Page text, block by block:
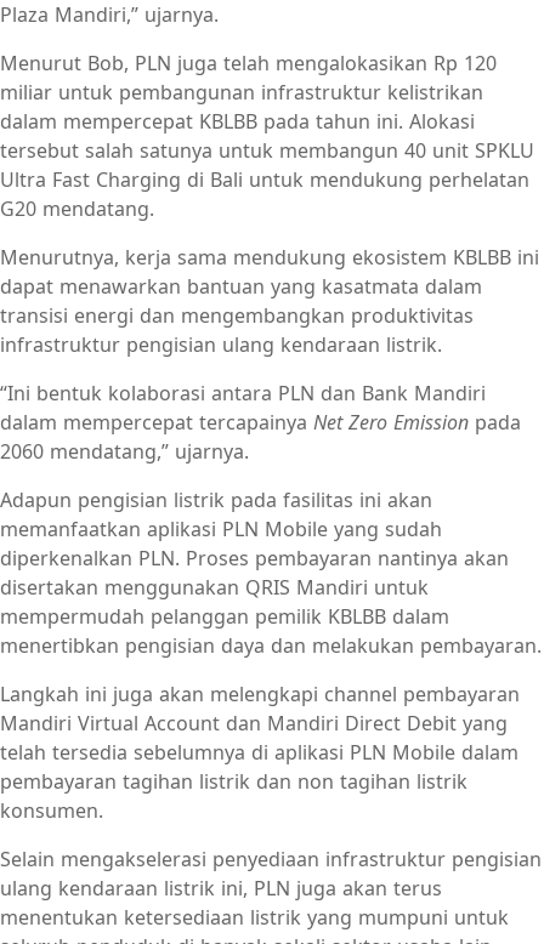
Plaza Mandiri,” ujarnya.
Menurut Bob, PLN juga telah mengalokasikan Rp 120
miliar untuk pembangunan infrastruktur kelistrikan
dalam mempercepat KBLBB pada tahun ini. Alokasi
tersebut salah satunya untuk membangun 40 unit SPKLU
Ultra Fast Charging di Bali untuk mendukung perhelatan
G20 mendatang.
Menurutnya, kerja sama mendukung ekosistem KBLBB ini
dapat menawarkan bantuan yang kasatmata dalam
transisi energi dan mengembangkan produktivitas
infrastruktur pengisian ulang kendaraan listrik.
“Ini bentuk kolaborasi antara PLN dan Bank Mandiri
dalam mempercepat tercapainya Net Zero Emission pada
2060 mendatang,” ujarnya.
Adapun pengisian listrik pada fasilitas ini akan
memanfaatkan aplikasi PLN Mobile yang sudah
diperkenalkan PLN. Proses pembayaran nantinya akan
disertakan menggunakan QRIS Mandiri untuk
mempermudah pelanggan pemilik KBLBB dalam
menertibkan pengisian daya dan melakukan pembayaran.
Langkah ini juga akan melengkapi channel pembayaran
Mandiri Virtual Account dan Mandiri Direct Debit yang
telah tersedia sebelumnya di aplikasi PLN Mobile dalam
pembayaran tagihan listrik dan non tagihan listrik
konsumen.
Selain mengakselerasi penyediaan infrastruktur pengisian
ulang kendaraan listrik ini, PLN juga akan terus
menentukan ketersediaan listrik yang mumpuni untuk